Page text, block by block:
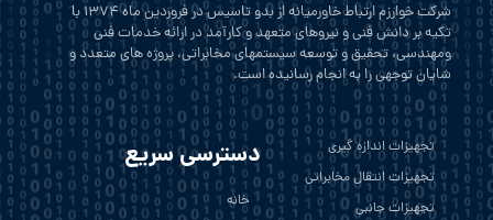
شرکت خوارزم ارتباط خاورمیانه از بدو تاسیس در فروردین ماه 1374 با
تکیه بر دانش فنی و نیروهای متعهد و کارآمد در ارائه خدمات فنی
ومهندسی، تحقیق و توسعه سیستمهای مخابراتی، پروژه های متعدد و
شایان توجهی را به انجام رسانیده است.
دسترسی سریع
تجهیزات اندازه گیری
تجهیزات انتقال مخابراتی
تجهیزات جانبی
خانه